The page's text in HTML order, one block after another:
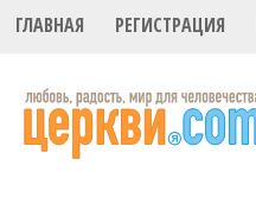
ГЛАВНАЯ РЕГИСТРАЦИЯ